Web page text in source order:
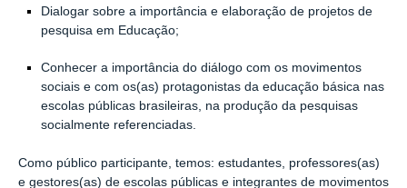
Dialogar sobre a importância e elaboração de projetos de
pesquisa em Educação;
Conhecer a importância do diálogo com os movimentos
sociais e com os(as) protagonistas da educação básica nas
escolas públicas brasileiras, na produção da pesquisas
socialmente referenciadas.
Como público participante, temos: estudantes, professores(as)
e gestores(as) de escolas públicas e integrantes de movimentos